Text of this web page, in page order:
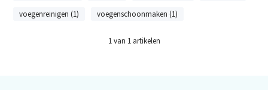
voegenreinigen (1)
voegenschoonmaken (1)
1van 1artikelen